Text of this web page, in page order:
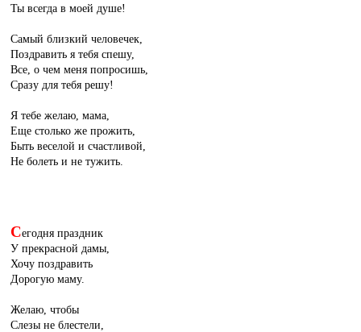
Ты всегда в моей душе!
Самый близкий человечек,
Поздравить я тебя спешу,
Все, о чем меня попросишь,
Сразу для тебя решу!
Я тебе желаю, мама,
Еще столько же прожить,
Быть веселой и счастливой,
Не болеть и не тужить.
Сегодня праздник
У прекрасной дамы,
Хочу поздравить
Дорогую маму.
Желаю, чтобы
Слезы не блестели,